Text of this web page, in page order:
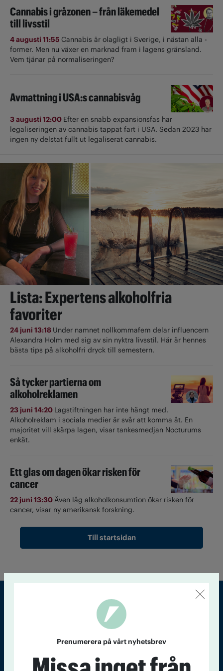
Cannabis i gråzonen – från läkemedel
till livsstil
4 augusti 11:55 Cannabis är olagligt i ­Sverige, i nästan alla ­
former. Men nu växer en marknad fram i lagens gränsland.
Vem tjänar på normaliseringen?
Avmattning i USA:s cannabisvåg
3 augusti 12:00 Efter en snabb expansionsfas har
legaliseringen av cannabis tappat fart i USA. Sedan 2023 har
ingen ny delstat fullt ut ­legaliserat cannabis.
Lista: Expertens alkoholfria
favoriter
24 juni 13:18 Under namnet nollkommafem delar influencern
Alexandra Holm med sig av sin nyktra livsstil. Här är hennes
bästa tips på alkoholfri dryck till semestern.
Så tycker partierna om
alkoholreklamen
23 juni 14:20 Lagstiftningen har inte hängt med.
Alkoholreklam i sociala medier är svår att komma åt. En
majoritet vill skärpa lagen, visar tankesmedjan Nocturums
enkät.
Ett glas om dagen ökar risken för
cancer
22 juni 13:30Även låg alkoholkonsumtion ökar risken för
cancer, visar ny amerikansk forskning.
Till startsidan
Sveriges största tidning om droger och nykterhet
Tidningen Accent, A4, Bondegatan 21, 116 33 Stockholm
accent@iogt.se
Prenumerera på vårt nyhetsbrev